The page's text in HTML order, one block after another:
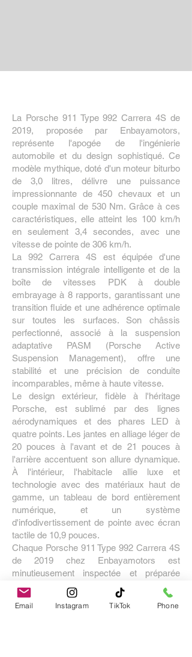
La Porsche 911 Type 992 Carrera 4S de
2019, proposée par Enbayamotors,
représente l'apogée de l'ingénierie
automobile et du design sophistiqué. Ce
modèle mythique, doté d'un moteur biturbo
de 3,0 litres, délivre une puissance
impressionnante de 450 chevaux et un
couple maximal de 530 Nm. Grâce à ces
caractéristiques, elle atteint les 100 km/h
en seulement 3,4 secondes, avec une
vitesse de pointe de 306 km/h.
La 992 Carrera 4S est équipée d'une
transmission intégrale intelligente et de la
boîte de vitesses PDK à double
embrayage à 8 rapports, garantissant une
transition fluide et une adhérence optimale
sur toutes les surfaces. Son châssis
perfectionné, associé à la suspension
adaptative PASM (Porsche Active
Suspension Management), offre une
stabilité et une précision de conduite
incomparables, même à haute vitesse.
Le design extérieur, fidèle à l'héritage
Porsche, est sublimé par des lignes
aérodynamiques et des phares LED à
quatre points. Les jantes en alliage léger de
20 pouces à l'avant et de 21 pouces à
l'arrière accentuent son allure dynamique.
À l'intérieur, l'habitacle allie luxe et
technologie avec des matériaux haut de
gamme, un tableau de bord entièrement
numérique, et un système
d'infodivertissement de pointe avec écran
tactile de 10,9 pouces.
Chaque Porsche 911 Type 992 Carrera 4S
de 2019 chez Enbayamotors est
minutieusement inspectée et préparée
pour garantir une qualité irréprochable. Nos
experts passionnés sont disponibles pour
vous fournir des conseils personnalisés et
Email Instagram TikTok Phone